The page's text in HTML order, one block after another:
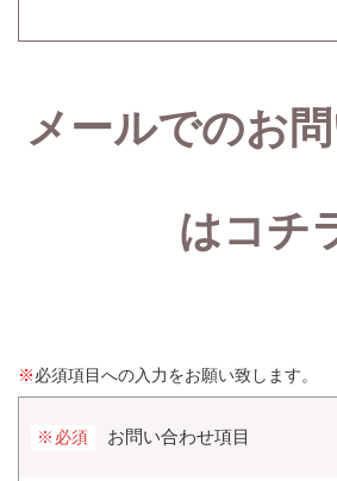
メールでのお
はコチ
※ 必須項目への入力をお願い致します。
※必須 お問い合わせ項目